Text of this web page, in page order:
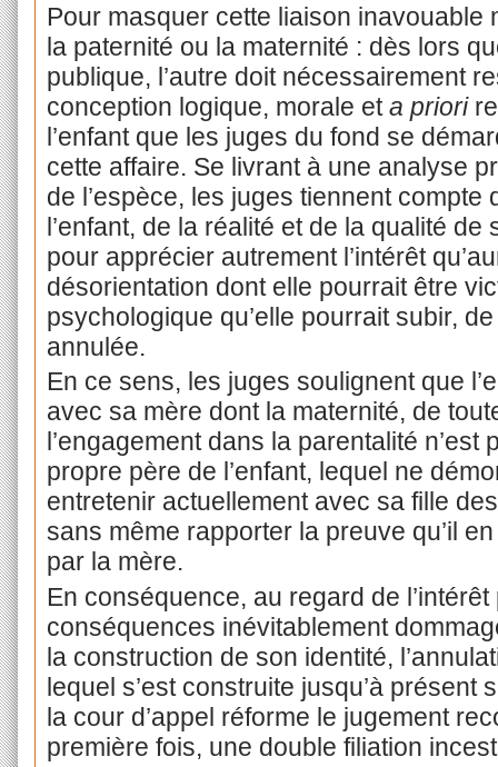
Pour masquer cette liaison inavouable
la paternité ou la maternité : dès lors
publique, l’autre doit nécessairement
conception logique, morale eta priori
l’enfant que les juges du fond se
cette affaire. Se livrant à une analyse
de l’espèce, les juges tiennent compte
l’enfant, de la réalité et de la qualité
pour apprécier autrement l’intérêt
désorientation dont elle pourrait être
psychologique qu’elle pourrait subir,
annulée.
En ce sens, les juges soulignent que
avec sa mère dont la maternité, de
l’engagement dans la parentalité
propre père de l’enfant, lequel ne
entretenir actuellement avec sa fille
sans même rapporter la preuve qu’il
par la mère.
En conséquence, au regard de
conséquences inévitablement
la construction de son identité,
lequel s’est construite jusqu’à présent
la cour d’appel réforme le jugement
première fois, une double filiation